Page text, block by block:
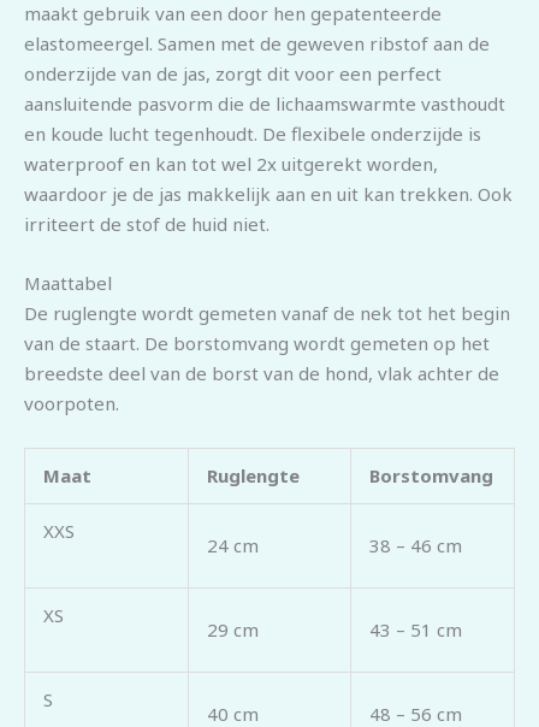
maakt gebruik van een door hen gepatenteerde
elastomeergel. Samen met de geweven ribstof aan de
onderzijde van de jas, zorgt dit voor een perfect
aansluitende pasvorm die de lichaamswarmte vasthoudt
en koude lucht tegenhoudt. De flexibele onderzijde is
waterproof en kan tot wel 2x uitgerekt worden,
waardoor je de jas makkelijk aan en uit kan trekken. Ook
irriteert de stof de huid niet.
Maattabel
De ruglengte wordt gemeten vanaf de nek tot het begin
van de staart. De borstomvang wordt gemeten op het
breedste deel van de borst van de hond, vlak achter de
voorpoten.
Maat Ruglengte Borstomvang
XXS
24 cm 38 – 46 cm
XS
29 cm 43 – 51 cm
S
40 cm 48 – 56 cm